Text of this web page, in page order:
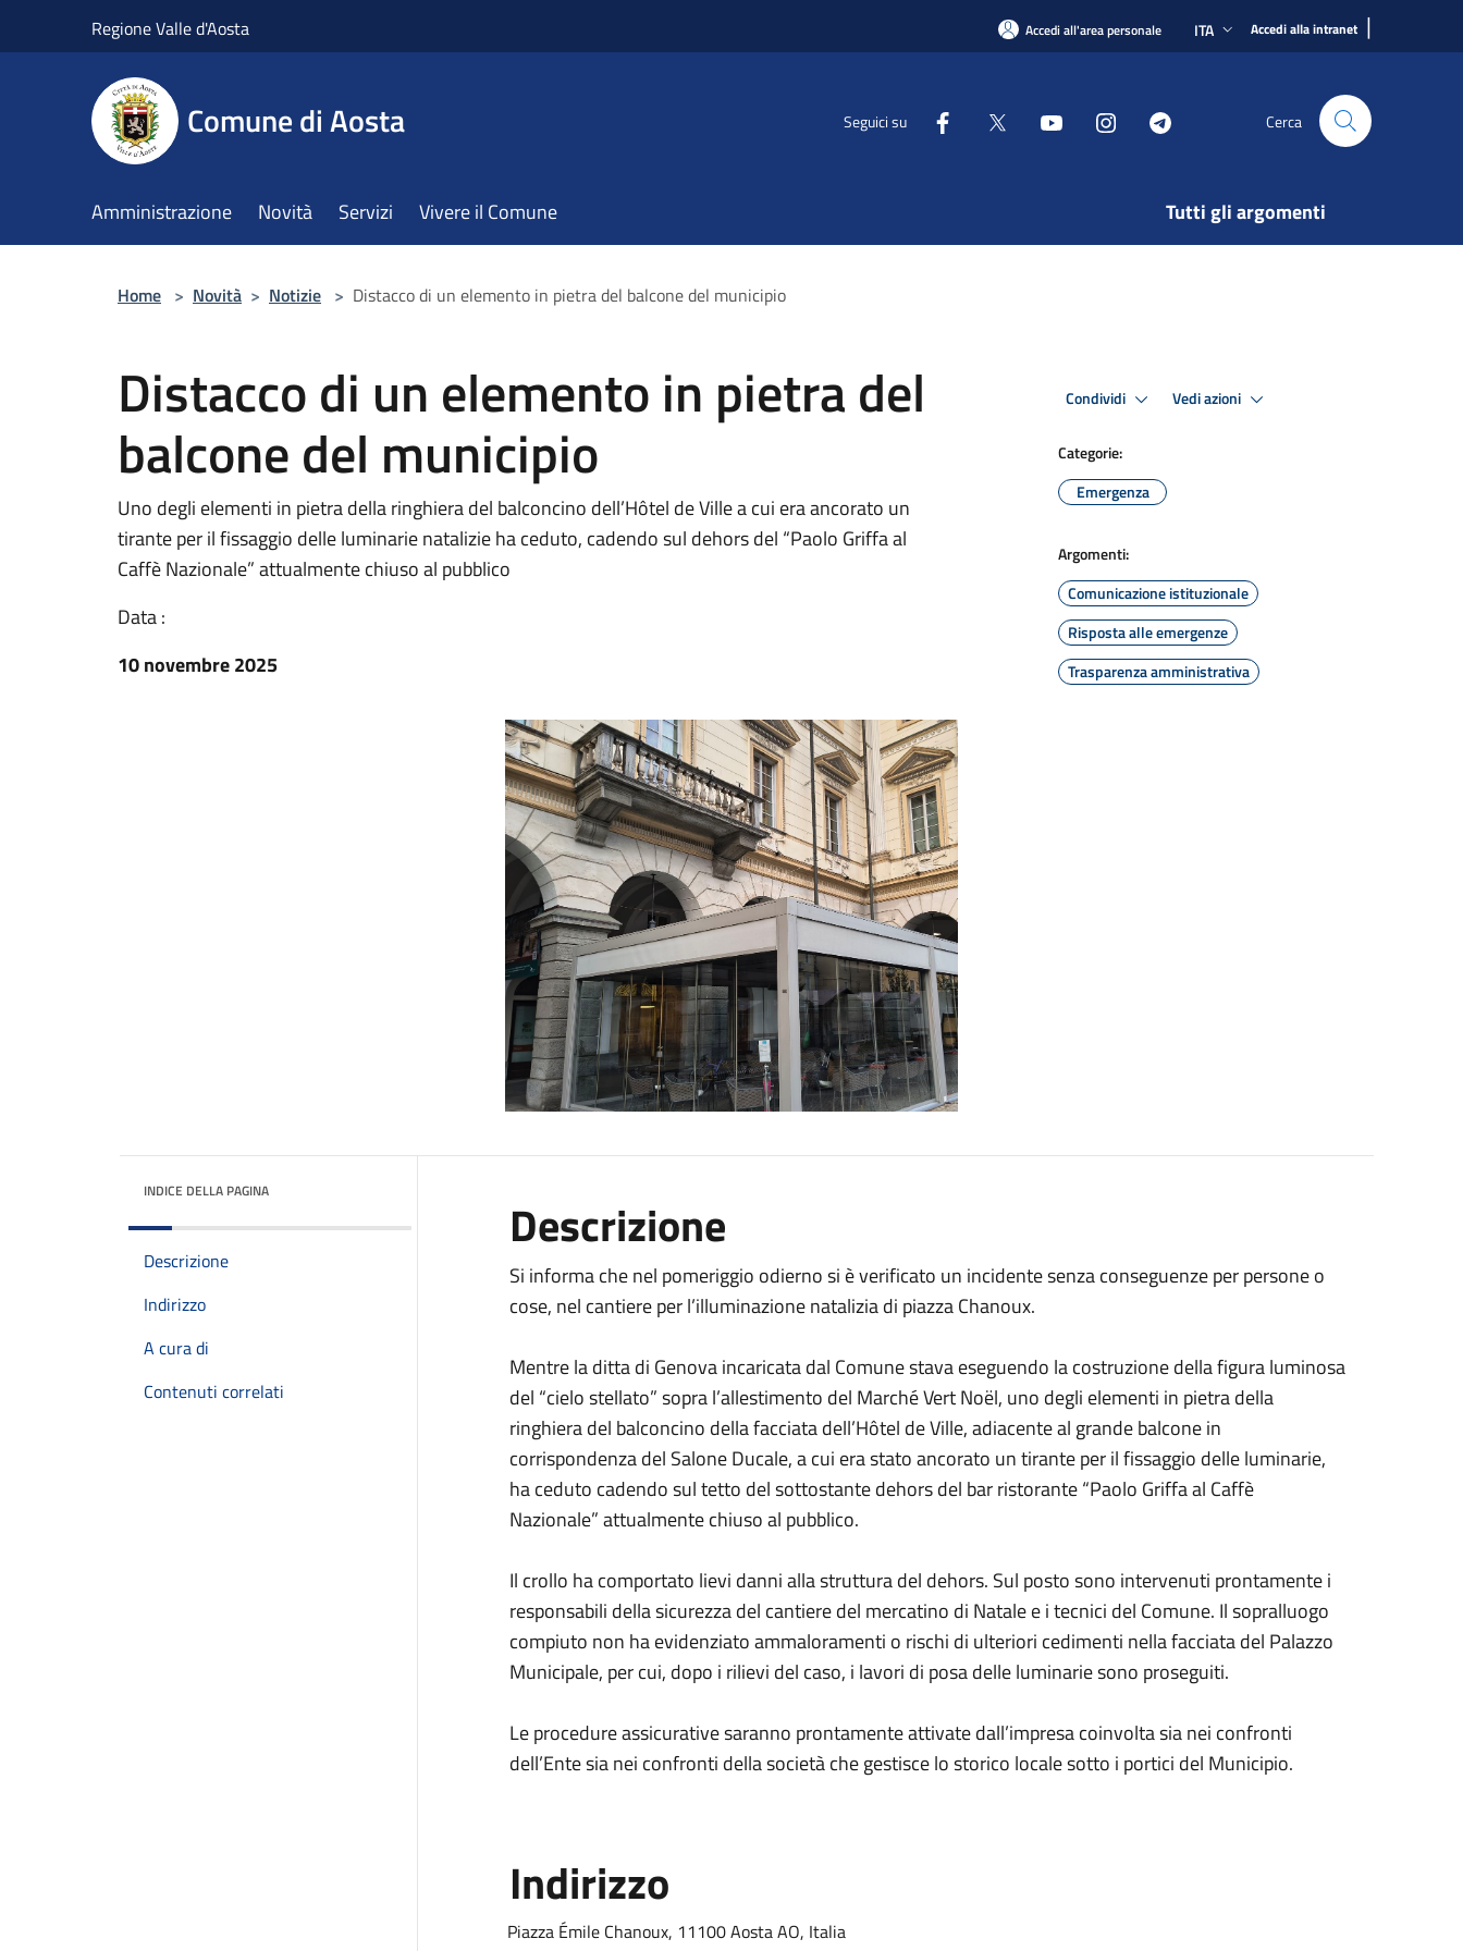
Regione Valle d'Aosta Accedi all'area personale ITA Accedi alla intranet |
Comune di Aosta Seguici su Cerca
Amministrazione Novità Servizi Vivere il Comune Tutti gli argomenti
Home > Novità > Notizie > Distacco di un elemento in pietra del balcone del municipio
Distacco di un elemento in pietra del
balcone del municipio
Uno degli elementi in pietra della ringhiera del balconcino dell’Hôtel de Ville a cui era ancorato un
tirante per il fissaggio delle luminarie natalizie ha ceduto, cadendo sul dehors del “Paolo Griffa al
Caffè Nazionale” attualmente chiuso al pubblico
Data :
10 novembre 2025
Condividi Vedi azioni
Categorie:
Emergenza
Argomenti:
Comunicazione istituzionale
Risposta alle emergenze
Trasparenza amministrativa
INDICE DELLA PAGINA
Descrizione
Indirizzo
A cura di
Contenuti correlati
Descrizione
Si informa che nel pomeriggio odierno si è verificato un incidente senza conseguenze per persone o
cose, nel cantiere per l’illuminazione natalizia di piazza Chanoux.
Mentre la ditta di Genova incaricata dal Comune stava eseguendo la costruzione della figura luminosa
del “cielo stellato” sopra l’allestimento del Marché Vert Noël, uno degli elementi in pietra della
ringhiera del balconcino della facciata dell’Hôtel de Ville, adiacente al grande balcone in
corrispondenza del Salone Ducale, a cui era stato ancorato un tirante per il fissaggio delle luminarie,
ha ceduto cadendo sul tetto del sottostante dehors del bar ristorante “Paolo Griffa al Caffè
Nazionale” attualmente chiuso al pubblico.
Il crollo ha comportato lievi danni alla struttura del dehors. Sul posto sono intervenuti prontamente i
responsabili della sicurezza del cantiere del mercatino di Natale e i tecnici del Comune. Il sopralluogo
compiuto non ha evidenziato ammaloramenti o rischi di ulteriori cedimenti nella facciata del Palazzo
Municipale, per cui, dopo i rilievi del caso, i lavori di posa delle luminarie sono proseguiti.
Le procedure assicurative saranno prontamente attivate dall’impresa coinvolta sia nei confronti
dell’Ente sia nei confronti della società che gestisce lo storico locale sotto i portici del Municipio.
Indirizzo
Piazza Émile Chanoux, 11100 Aosta AO, Italia